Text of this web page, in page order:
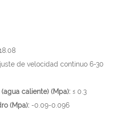
de velocidad continuo 6-30
caliente) (Mpa): ≤ 0.3
(Mpa): -0.09-0.096